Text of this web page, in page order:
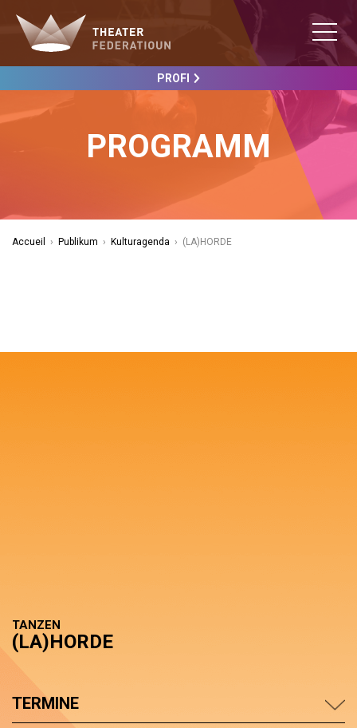
PROFI
PROGRAMM
Accueil › Publikum › Kulturagenda › (LA)HORDE
TANZEN
(LA)HORDE
TERMINE